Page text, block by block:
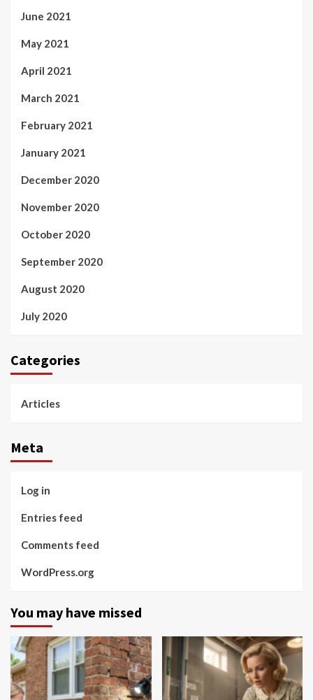
June 2021
May 2021
April 2021
March 2021
February 2021
January 2021
December 2020
November 2020
October 2020
September 2020
August 2020
July 2020
Categories
Articles
Meta
Log in
Entries feed
Comments feed
WordPress.org
You may have missed